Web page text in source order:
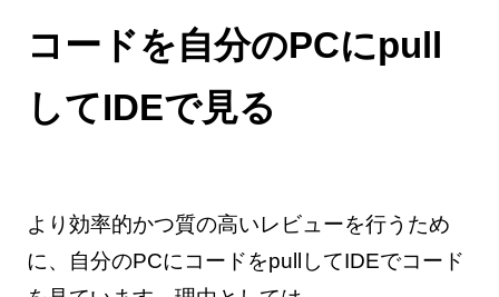
コードを自分のPCにpull
してIDEで見る
より効率的かつ質の高いレビューを行うため
に、自分のPCにコードをpullしてIDEでコード